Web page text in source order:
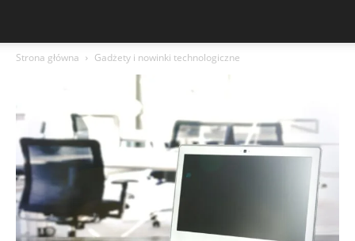
Strona główna Gadżety i nowinki technologiczne